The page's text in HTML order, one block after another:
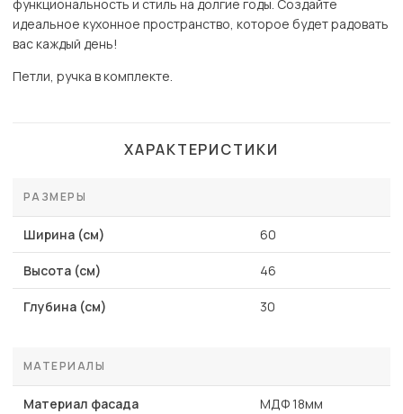
функциональность и стиль на долгие годы. Создайте
идеальное кухонное пространство, которое будет радовать
вас каждый день!
Петли, ручка в комплекте.
ХАРАКТЕРИСТИКИ
РАЗМЕРЫ
Ширина (см) 60
Высота (см) 46
Глубина (см) 30
МАТЕРИАЛЫ
Материал фасада МДФ 18мм